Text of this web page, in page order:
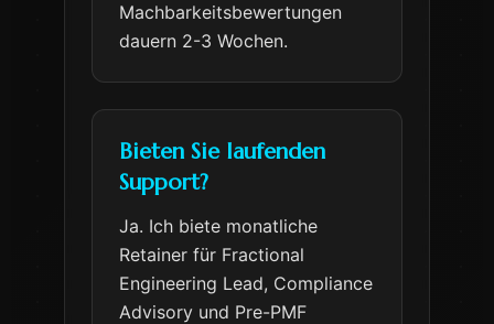
Machbarkeitsbewertungen
dauern 2-3 Wochen.
Bieten Sie laufenden
Support?
Ja. Ich biete monatliche
Retainer für Fractional
Engineering Lead, Compliance
Advisory und Pre-PMF